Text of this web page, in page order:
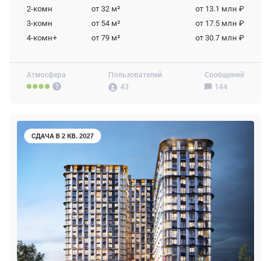
Атмосфера
Пользователей
43
Сообщений
144
2-комн
от 32 м²
от 13.1 млн ₽
3-комн
от 54 м²
от 17.5 млн ₽
4-комн+
от 79 м² от 30.7 млн ₽
СДАЧА В 2 КВ. 2027